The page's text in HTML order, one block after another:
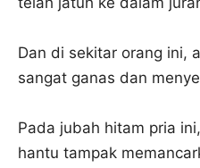
Dan di sekitar orang ini,
sangat ganas dan
Pada jubah hitam pria
hantu tampak